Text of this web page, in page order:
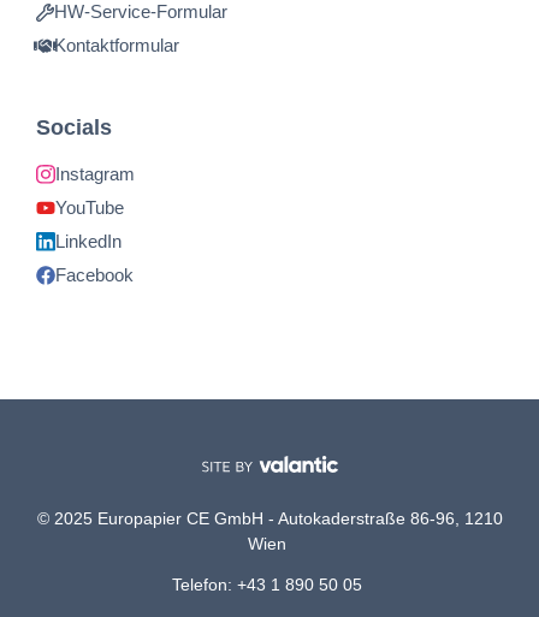
HW-Service-Formular
Kontaktformular
Socials
Instagram
YouTube
LinkedIn
Facebook
© 2025 Europapier CE GmbH - Autokaderstraße 86-96, 1210
Wien
Telefon: +43 1 890 50 05